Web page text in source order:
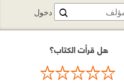
هل قرأت الكتاب؟
دخول